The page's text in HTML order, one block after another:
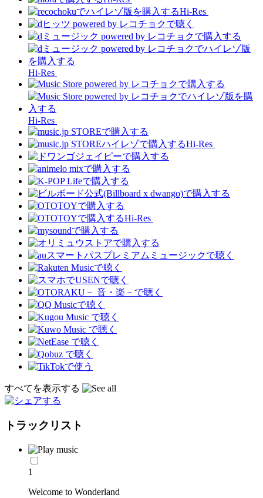
Hi-Res
Hi-Res
Hi-Res
Hi-Res
Hi-Res
すべてを表示する
トラックリスト
1
Welcome to Wonderland